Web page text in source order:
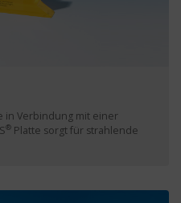
in Verbindung mit einer
®Platte sorgt für strahlende